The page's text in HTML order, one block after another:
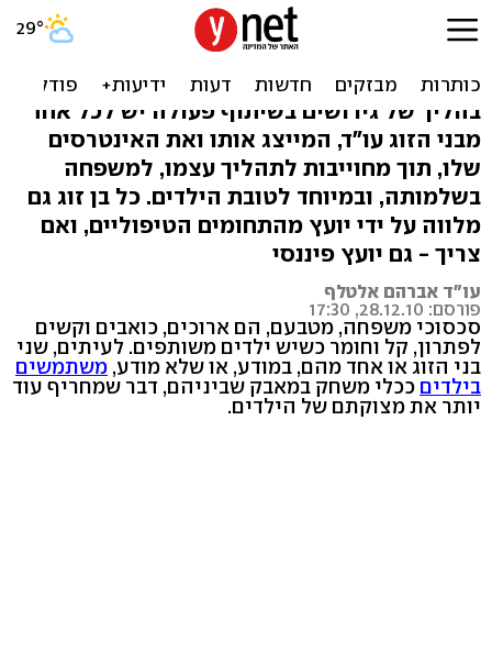
הליך גירושים עם חבילת
יועצים צמודה
בהליך של גירושים בשיתוף פעולה יש לכל אחד
מבני הזוג עו"ד, המייצג אותו ואת האינטרסים
שלו, תוך מחוייבות לתהליך עצמו, למשפחה
בשלמותה, ובמיוחד לטובת הילדים. כל בן זוג גם
מלווה על ידי יועץ מהתחומים הטיפוליים, ואם
צריך - גם יועץ פיננסי
עו"ד אברהם אלטלף
פורסם: 28.12.10, 17:30
סכסוכי משפחה, מטבעם, הם ארוכים, כואבים וקשים
לפתרון, קל וחומר כשיש ילדים משותפים. לעיתים, שני
בני הזוג או אחד מהם, במודע, או שלא מודע, משתמשים
בילדים ככלי משחק במאבק שביניהם, דבר שמחריף עוד
יותר את מצוקתם של הילדים.